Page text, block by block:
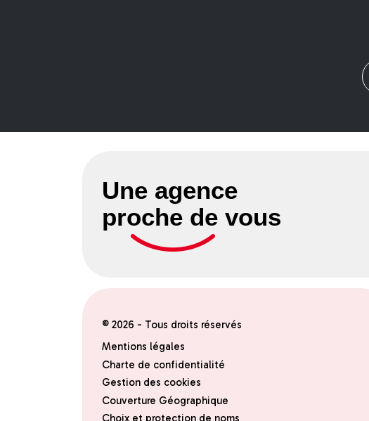
Une agence
proche de vous
© 2026 - Tous droits réservés
Mentions légales
Charte de confidentialité
Gestion des cookies
Couverture Géographique
Choix et protection de noms